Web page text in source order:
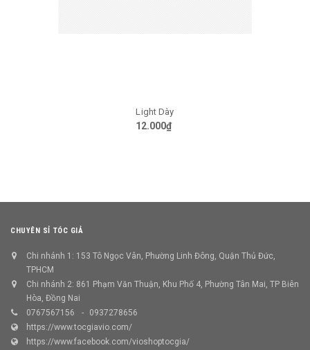
Light Dày
12.000₫
CHUYÊN SỈ TÓC GIẢ
Chi nhánh 1: 153 Tô Ngọc Vân, Phường Linh Đông, Quận Thủ Đức,
TPHCM
Chi nhánh 2: 861 Phạm Văn Thuận, Khu Phố 4, Phường Tân Mai, TP Biên
Hòa, Đồng Nai
0767567156
0937278656
https://www.tocgiavio.com/
https://www.facebook.com/vioshoptocgia/